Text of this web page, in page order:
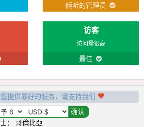
倾听的管理员
访客
访问量很高
最佳
提供最好的服务，请支持我们
： 哥倫比亞